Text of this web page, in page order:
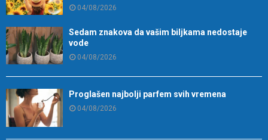
04/08/2026
Sedam znakova da vašim biljkama nedostaje
vode
04/08/2026
Proglašen najbolji parfem svih vremena
04/08/2026